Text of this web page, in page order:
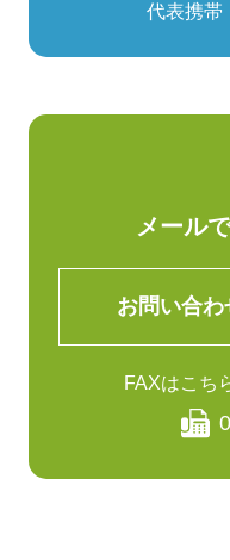
代表携帯
メール
お問い合
FAXはこち